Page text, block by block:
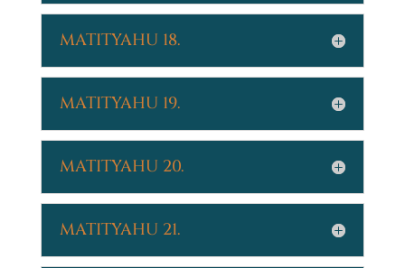
MATITYAHU 18.
MATITYAHU 19.
MATITYAHU 20.
MATITYAHU 21.